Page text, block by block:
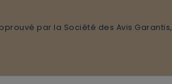
par la Société des Avis Garantis,